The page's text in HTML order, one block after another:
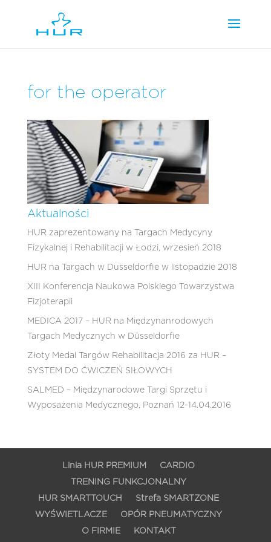
for the operator
Aktualności
HUR zaprezentowany na Targach Medycyny
Fizykalnej i Rehabilitacji w Łodzi, wrzesień 2018
HUR na Targach w Dusseldorfie w listopadzie 2018
XIII Konferencja Naukowa Polskiego Towarzystwa
Fizjoterapii
MEDICA 2017 – HUR na Międzynanrodowych
Targach Medycznych w Düsseldorfie
Złoty Medal Targów Rehabilitacja 2016 za HUR –
SYSTEM DO ĆWICZEŃ SIŁOWYCH
SALMED – Międzynarodowe Targi Sprzętu i
Wyposażenia Medycznego, Poznań 12-14.04.2016
Linia HUR PREMIUM
CARDIO
TRENING FUNKCJONALNY
HUR SMARTTOUCH
Strefa SMARTZONE
WYŚWIETLACZE
OPÓR PNEUMATYCZNY
O FIRMIE
KONTAKT